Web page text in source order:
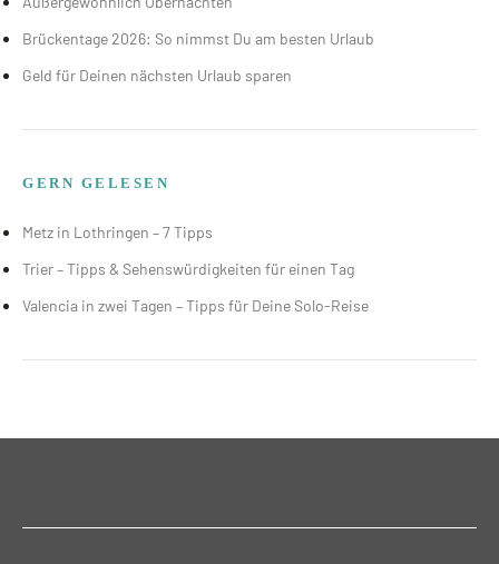
Brückentage 2026: So nimmst Du am besten Urlaub
Geld für Deinen nächsten Urlaub sparen
GERN GELESEN
Metz in Lothringen – 7 Tipps
Trier – Tipps & Sehenswürdigkeiten für einen Tag
Valencia in zwei Tagen – Tipps für Deine Solo-Reise